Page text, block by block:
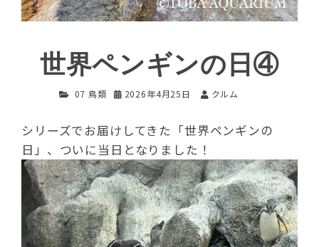
世界ペンギンの日④
07 鳥類 2026年4月25日 クルム
シリーズでお届けしてきた「世界ペンギンの
日」、ついに当日となりました！